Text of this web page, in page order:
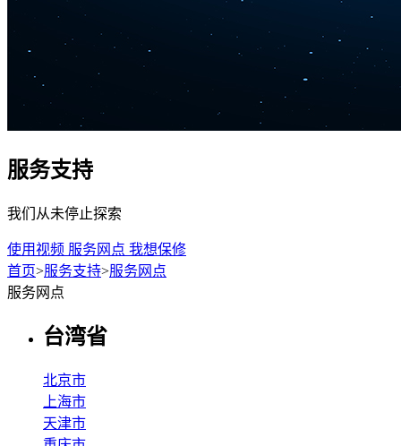
服务支持
我们从未停止探索
使用视频 服务网点 我想保修
首页>服务支持>服务网点
服务网点
台湾省
北京市
上海市
天津市